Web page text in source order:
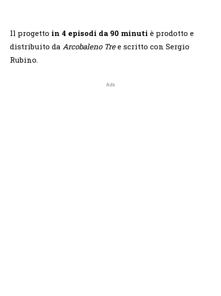
Il progetto in 4 episodi da 90 minuti è prodotto e
distribuito da Arcobaleno Tree scritto con Sergio
Rubino.
Ads